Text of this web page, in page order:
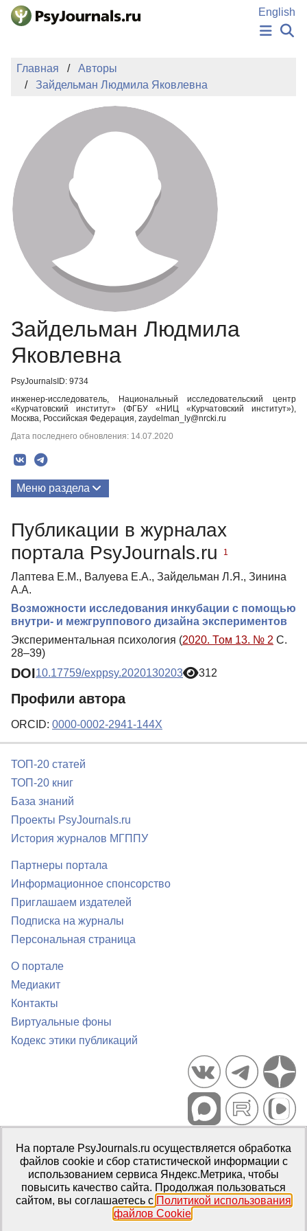
Перейти к основному содержанию
English
ИЗДАНИЯ
ПОДАТЬ РУКОПИСЬ
БАЗА ЗНАНИЙ
КЛЮЧЕВЫЕ СЛОВА
Регистрация
Главная
Авторы
Зайдельман Людмила Яковлевна
Зайдельман Людмила
Яковлевна
PsyJournalsID: 9734
инженер-исследователь, Национальный исследовательский центр
«Курчатовский институт» (ФГБУ «НИЦ «Курчатовский институт»),
Москва, Российская Федерация, zaydelman_ly@nrcki.ru
Дата последнего обновления: 14.07.2020
Меню раздела
Публикации в журналах
портала PsyJournals.ru
1
Лаптева Е.М., Валуева Е.А., Зайдельман Л.Я., Зинина
А.А.
Возможности исследования инкубации с помощью
внутри- и межгруппового дизайна экспериментов
Экспериментальная психология (2020. Том 13. № 2 С.
28–39)
DOI10.17759/exppsy.2020130203 312
Профили автора
ORCID: 0000-0002-2941-144X
ТОП-20 статей
ТОП-20 книг
База знаний
Проекты PsyJournals.ru
История журналов МГППУ
Партнеры портала
Информационное спонсорство
Приглашаем издателей
Подписка на журналы
Персональная страница
О портале
Медиакит
Контакты
Виртуальные фоны
Кодекс этики публикаций
Портал психологических изданий PsyJournals.ru, 2007–2026
Правила использования материалов
Свидетельство регистрации СМИЭл № ФС77-66447 от 14 июля
2016 г.
Издатель: ФГБОУ ВО МГППУ
На портале PsyJournals.ru осуществляется обработка
файлов cookie и сбор статистической информации с
использованием сервиса Яндекс.Метрика, чтобы
повысить качество сайта. Продолжая пользоваться
сайтом, вы соглашаетесь с Политикой использования
файлов Cookie.